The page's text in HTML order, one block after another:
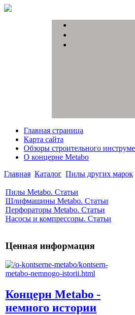
Главная страница
Карта сайта
Обзоры строительного
О концерне Metabo
Главная Каталог Пилы других марок
Пилы Metabo. Статьи
Шлифмашины Metabo. Статьи
Перфораторы Metabo. Статьи
Насосы и компрессоры. Статьи
Ценная информация
Концерн Metabo -
немного истории